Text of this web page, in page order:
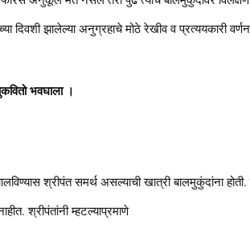
झालेल्या अनुग्रहाचे मोठे रेखीव व प्रत्ययकारी वर्णन
भवघाला ।
चालविण्यास श्रीपंत समर्थ असल्याची खात्री बालमुकुंदांना
श्रीपंतांनी म्हटल्याप्रमाणे